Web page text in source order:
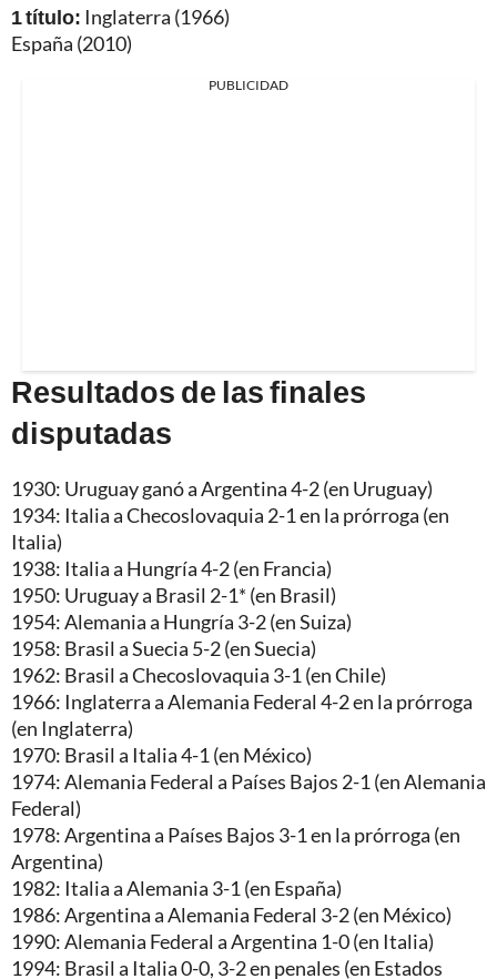
1 título: Inglaterra (1966)
España (2010)
PUBLICIDAD
Resultados de las finales
disputadas
1930: Uruguay ganó a Argentina 4-2 (en Uruguay)
1934: Italia a Checoslovaquia 2-1 en la prórroga (en
Italia)
1938: Italia a Hungría 4-2 (en Francia)
1950: Uruguay a Brasil 2-1* (en Brasil)
1954: Alemania a Hungría 3-2 (en Suiza)
1958: Brasil a Suecia 5-2 (en Suecia)
1962: Brasil a Checoslovaquia 3-1 (en Chile)
1966: Inglaterra a Alemania Federal 4-2 en la prórroga
(en Inglaterra)
1970: Brasil a Italia 4-1 (en México)
1974: Alemania Federal a Países Bajos 2-1 (en Alemania
Federal)
1978: Argentina a Países Bajos 3-1 en la prórroga (en
Argentina)
1982: Italia a Alemania 3-1 (en España)
1986: Argentina a Alemania Federal 3-2 (en México)
1990: Alemania Federal a Argentina 1-0 (en Italia)
1994: Brasil a Italia 0-0, 3-2 en penales (en Estados